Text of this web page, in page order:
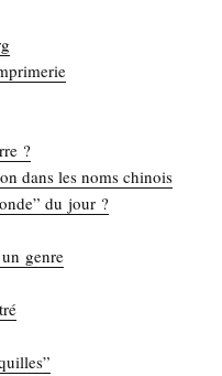
?
dans les noms chinois
du jour ?
genre